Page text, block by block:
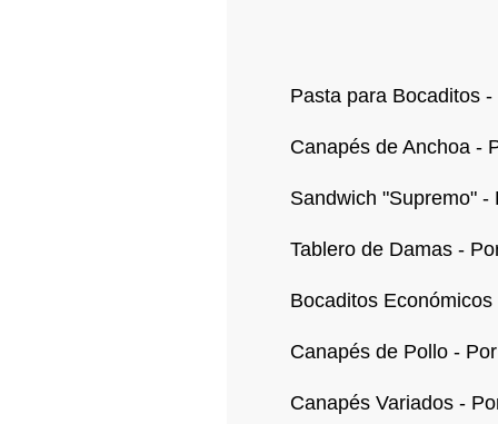
Pasta para Bocaditos
Canapés de Anchoa -
Sandwich "Supremo" -
Tablero de Damas -
Bocaditos
Canapés de Pollo -
Canapés Variados -